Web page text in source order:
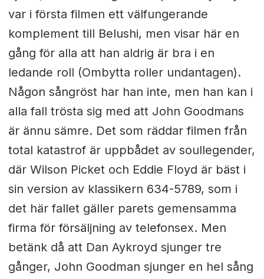
var i första filmen ett välfungerande
komplement till Belushi, men visar här en
gång för alla att han aldrig är bra i en
ledande roll (Ombytta roller undantagen).
Någon sångröst har han inte, men han kan i
alla fall trösta sig med att John Goodmans
är ännu sämre. Det som räddar filmen från
total katastrof är uppbådet av soullegender,
där Wilson Picket och Eddie Floyd är bäst i
sin version av klassikern 634-5789, som i
det här fallet gäller parets gemensamma
firma för försäljning av telefonsex. Men
betänk då att Dan Aykroyd sjunger tre
gånger, John Goodman sjunger en hel sång